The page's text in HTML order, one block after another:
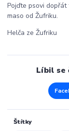
Pojďte psovi dopřát
maso od Žufriku.
Helča ze Žufriku
Líbil se
Štítky